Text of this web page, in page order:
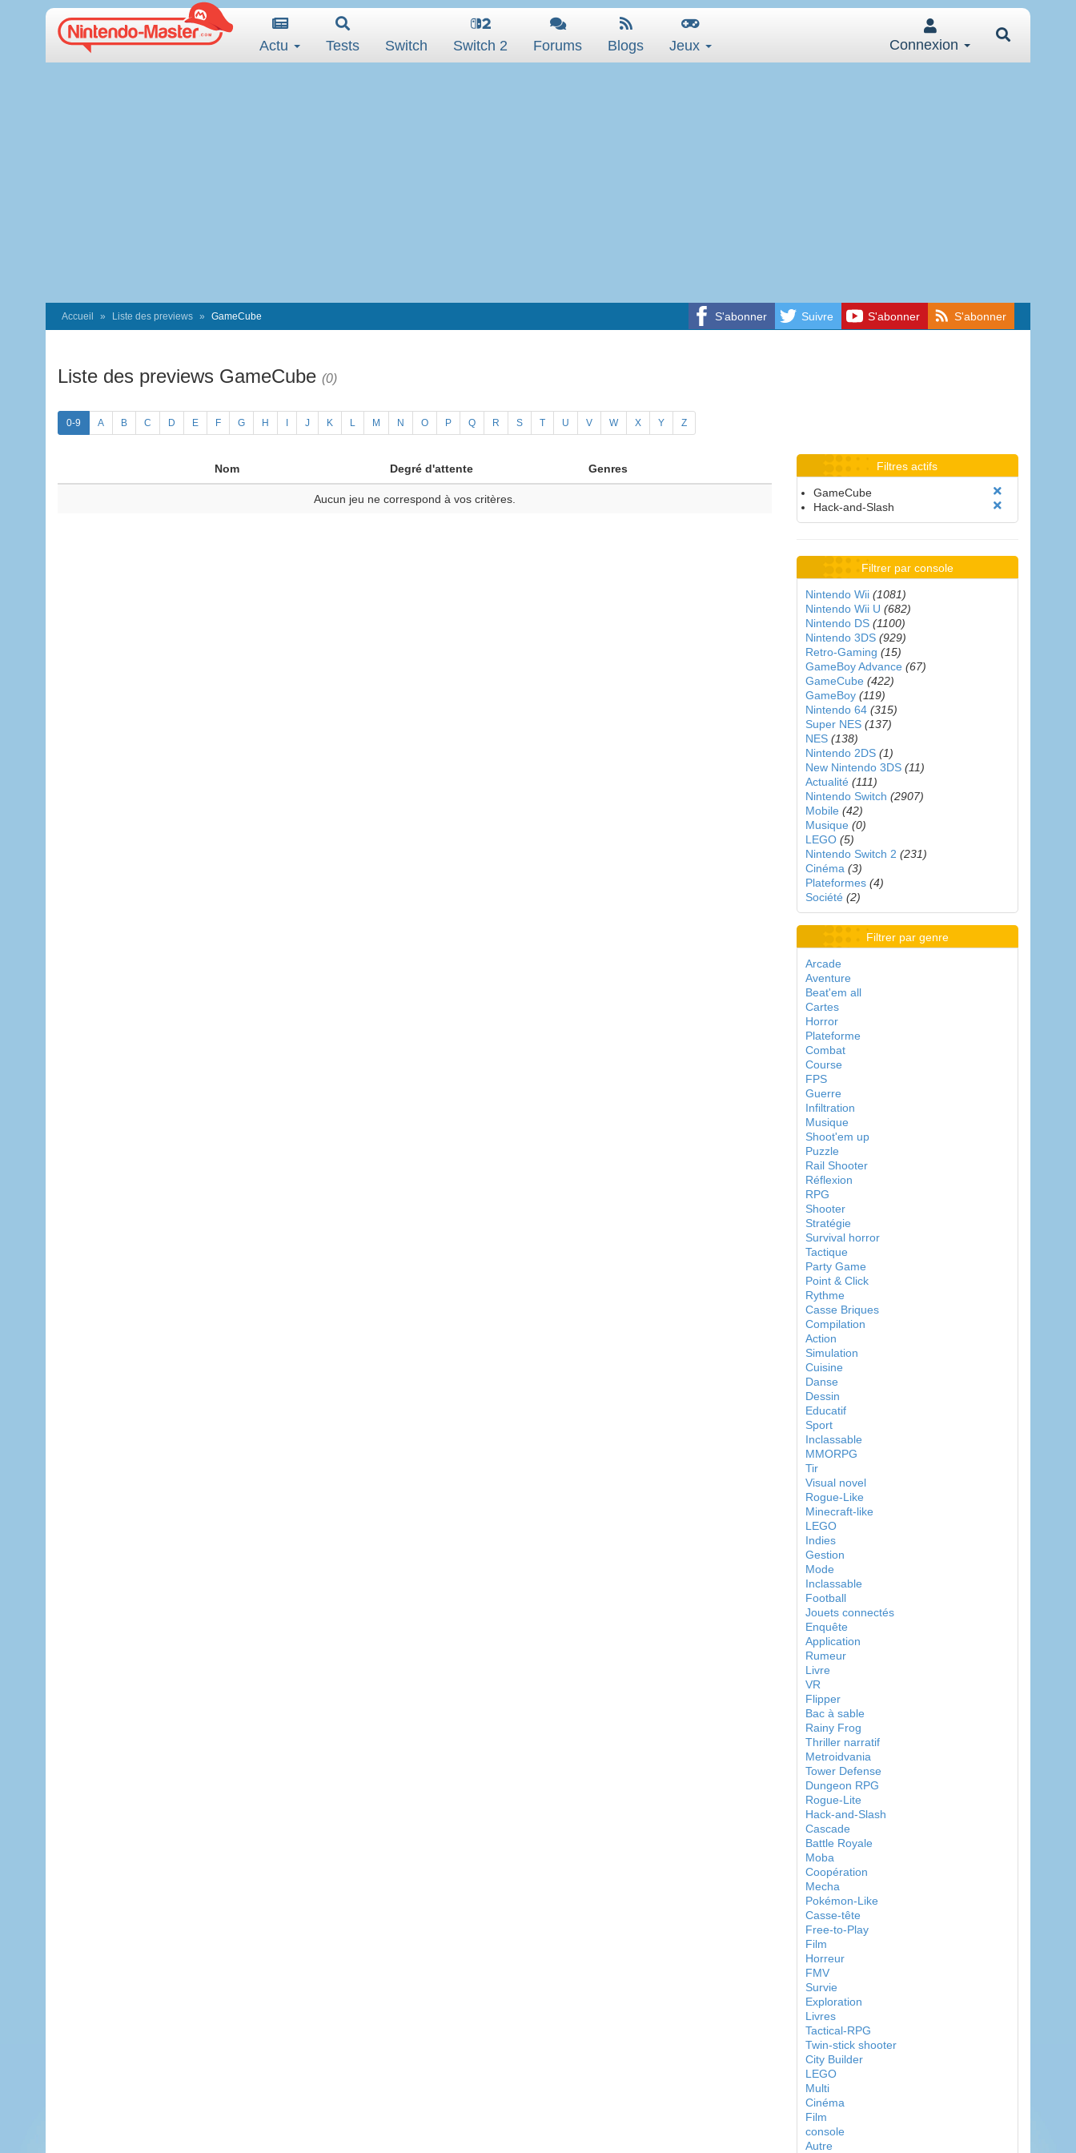
Actu Tests Switch Switch 2 Forums Blogs Jeux Connexion
S'abonner Suivre S'abonner S'abonner
Accueil Liste des previews GameCube
Liste des previews GameCube (0)
0-9 A B C D E F G H J K L M N O P Q R S T U V W X Y Z
Nom Degré d'attente Genres
Aucun jeu ne correspond à vos critères.
Filtres actifs
GameCube
Hack-and-Slash
Filtrer par console
Nintendo Wii (1081)
Nintendo Wii U (682)
Nintendo DS (1100)
Nintendo 3DS (929)
Retro-Gaming (15)
GameBoy Advance (67)
GameCube (422)
GameBoy (119)
Nintendo 64 (315)
Super NES (137)
NES (138)
Nintendo 2DS (1)
New Nintendo 3DS (11)
Actualité (111)
Nintendo Switch (2907)
Mobile (42)
Musique (0)
LEGO (5)
Nintendo Switch 2 (231)
Cinéma (3)
Plateformes (4)
Société (2)
Filtrer par genre
Arcade
Aventure
Beat'em all
Cartes
Horror
Plateforme
Combat
Course
FPS
Guerre
Infiltration
Musique
Shoot'em up
Puzzle
Rail Shooter
Réflexion
RPG
Shooter
Stratégie
Survival horror
Tactique
Party Game
Point & Click
Rythme
Casse Briques
Compilation
Action
Simulation
Cuisine
Danse
Dessin
Educatif
Sport
Inclassable
MMORPG
Tir
Visual novel
Rogue-Like
Minecraft-like
LEGO
Indies
Gestion
Mode
Inclassable
Football
Jouets connectés
Enquête
Application
Rumeur
Livre
VR
Flipper
Bac à sable
Rainy Frog
Thriller narratif
Metroidvania
Tower Defense
Dungeon RPG
Rogue-Lite
Hack-and-Slash
Cascade
Battle Royale
Moba
Coopération
Mecha
Pokémon-Like
Casse-tête
Free-to-Play
Film
Horreur
FMV
Survie
Exploration
Livres
Tactical-RPG
Twin-stick shooter
City Builder
LEGO
Multi
Cinéma
Film
console
Autre